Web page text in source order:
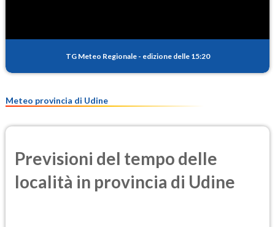
TG Meteo Regionale - edizione delle 15:20
Meteo provincia di Udine
Previsioni del tempo delle
località in provincia di Udine